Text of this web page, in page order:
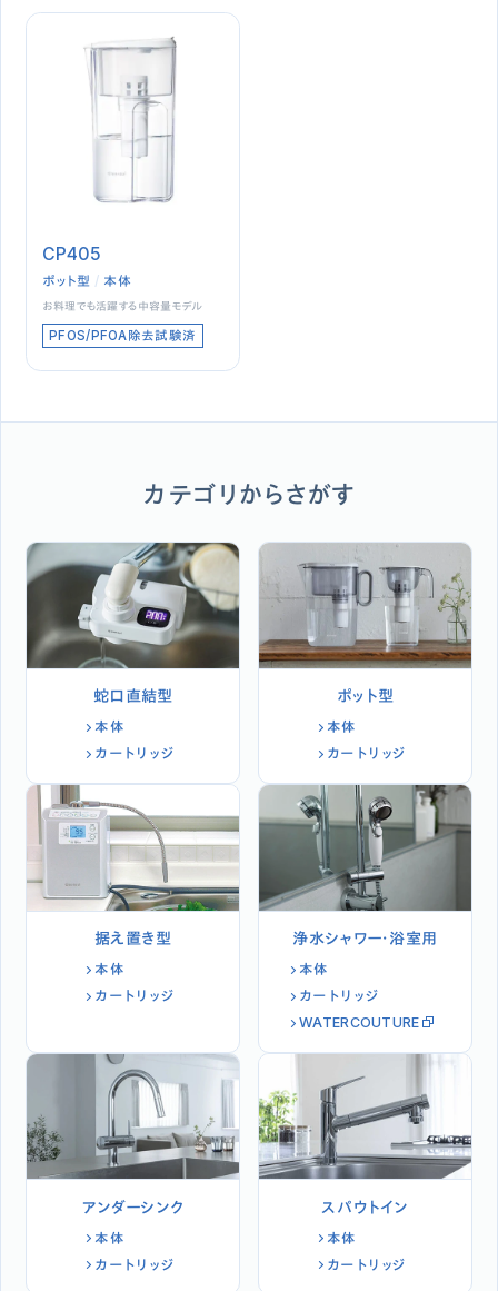
CP405
ポット型 本体
お料理でも活躍する中容量モデル
PFOS/PFOA除去試験済
カテゴリからさがす
蛇口直結型
本体
カートリッジ
ポット型
本体
カートリッジ
据え置き型
本体
カートリッジ
浄水シャワー・浴室用
本体
カートリッジ
WATERCOUTURE
アンダーシンク
本体
カートリッジ
スパウトイン
本体
カートリッジ